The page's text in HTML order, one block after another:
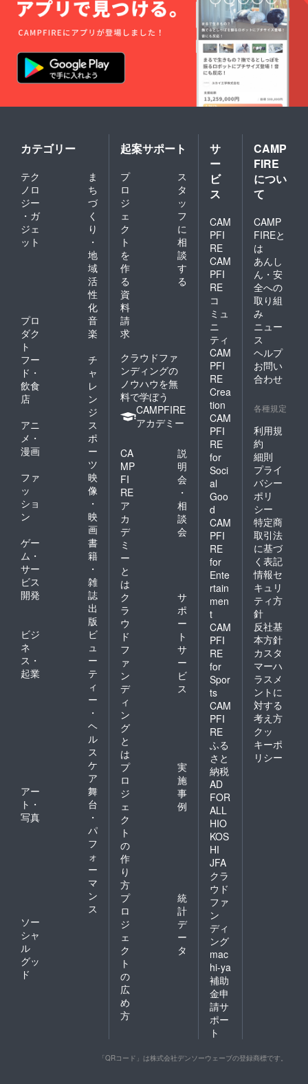
カテゴリー
テク
ノロ
ジー
・ガ
ジェ
ット
ま
ち
づ
く
り
・
地
域
活
性
化
プロ
ダク
ト
音
楽
フー
ド・
飲食
店
チ
ャ
レ
ン
ジ
アニ
メ・
漫画
ス
ポ
ー
ツ
ファ
ッ
ショ
ン
映
像
・
映
画
ゲー
ム・
サー
ビス
開発
書
籍
・
雑
誌
出
版
ビジ
ネ
ス・
起業
ビ
ュ
ー
テ
ィ
ー
・
ヘ
ル
ス
ケ
ア
アー
ト・
写真
舞
台
・
パ
フ
ォ
ー
マ
ン
ス
ソー
シャ
ル
グッ
ド
起案サポート
プ
ロ
ジ
ェ
ク
ト
を
作
る
ス
タ
ッ
フ
に
相
談
す
る
資
料
請
求
クラウドファ
ンディングの
ノウハウを無
料で学ぼう
CAMPFIRE
アカデミー
CA
MP
FI
RE
ア
カ
デ
ミ
ー
と
は
説
明
会
・
相
談
会
ク
ラ
ウ
ド
フ
ァ
ン
デ
ィ
ン
グ
と
は
サ
ポ
ー
ト
サ
ー
ビ
ス
プ
ロ
ジ
ェ
ク
ト
の
作
り
方
実
施
事
例
プ
ロ
ジ
ェ
ク
ト
の
広
め
方
統
計
デ
ー
タ
サ
ー
ビ
ス
CAM
PFI
RE
CAM
PFI
RE
コ
ミュ
ニ
ティ
CAM
PFI
RE
Crea
tion
CAM
PFI
RE
for
Soci
al
Goo
d
CAM
PFI
RE
for
Ente
rtain
men
t
CAM
PFI
RE
for
Spor
ts
CAM
PFI
RE
ふる
さと
納税
AD
FOR
ALL
HIO
KOS
HI
JFA
クラ
ウド
ファ
ン
ディ
ング
mac
hi-ya
補助
金申
請サ
ポー
ト
CAMP
FIRE
につい
て
CAMP
FIREと
は
あんし
ん・安
全への
取り組
み
ニュー
ス
ヘルプ
お問い
合わせ
各種規定
利用規
約
細則
プライ
バシー
ポリ
シー
特定商
取引法
に基づ
く表記
情報セ
キュリ
ティ方
針
反社基
本方針
カスタ
マーハ
ラスメ
ントに
対する
考え方
クッ
キーポ
リシー
「QRコード」は株式会社デンソーウェーブの登録商標です。